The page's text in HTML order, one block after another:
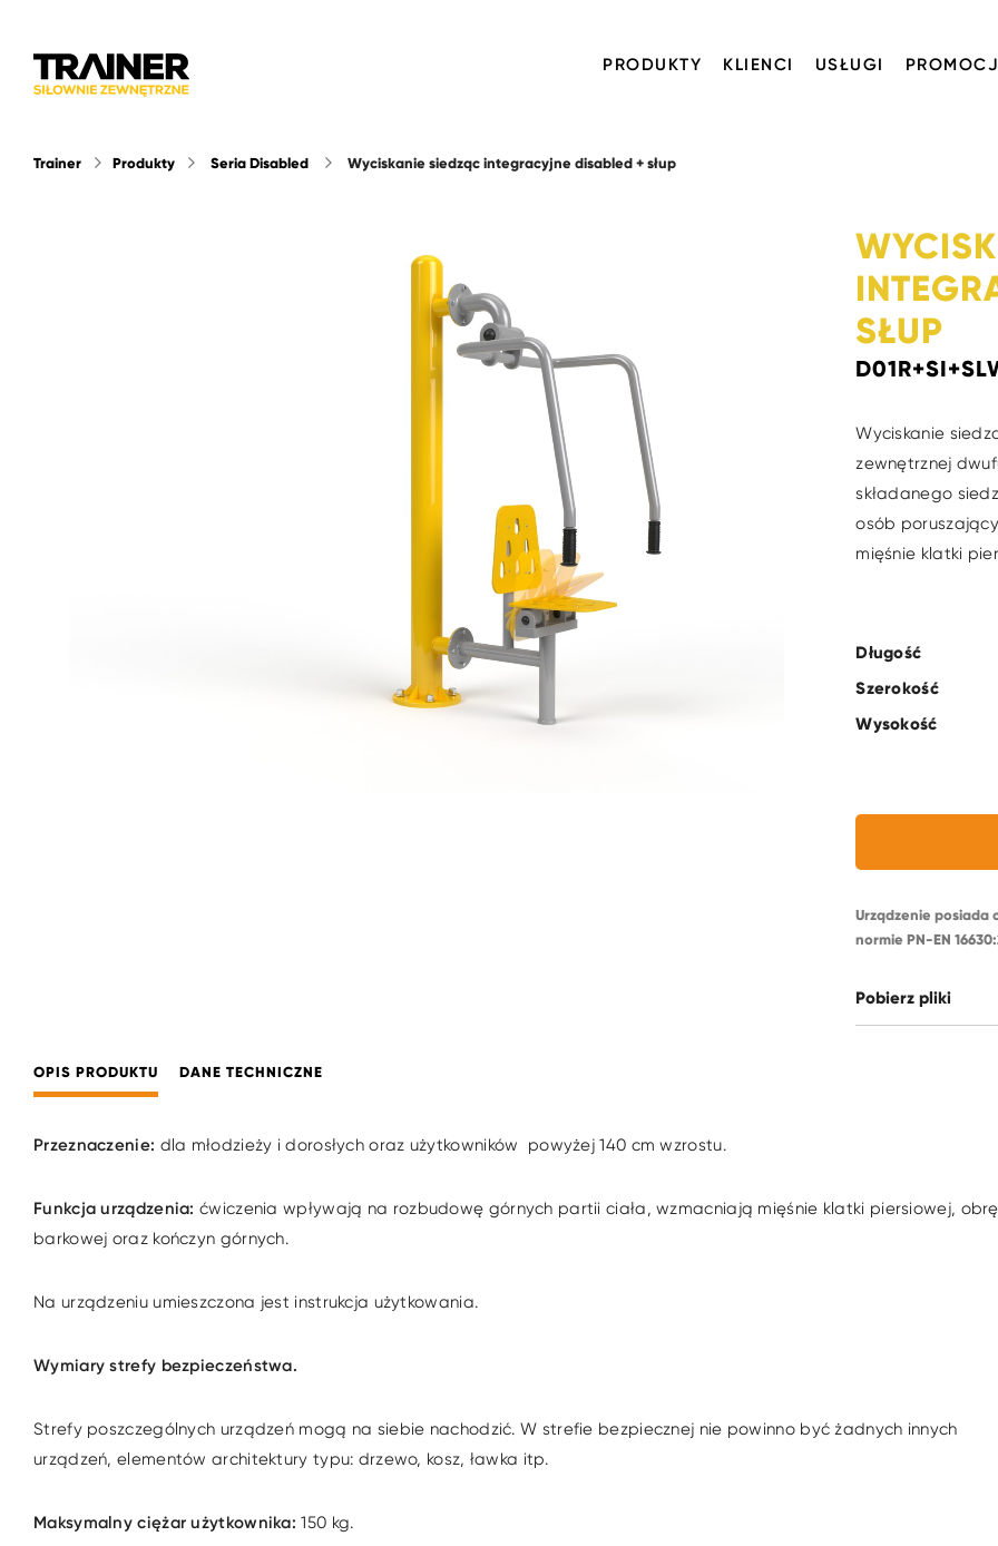
PRODUKTY KLIENCI USŁUGI
Trainer Produkty Seria Disabled wyciskanie siedząc integracyjne disabled + słup
SŁUP
Wyciskanie
zewnętrznej
składanego
osób
mięśnie klatki
Długość
Szerokość
Wysokość
Urządzenie posiada
normie PN-EN
Pobierz pliki
OPIS PRODUKTU DANE TECHNICZNE
Przeznaczenie: dla młodzieży i dorosłych oraz użytkowników powyżej 140 cm wzrostu.
Funkcja urządzenia: ćwiczenia wpływają na rozbudowę górnych partii ciała, wzmacniają mięśnie klatki piersiowej,
barkowej oraz kończyn górnych.
Na urządzeniu umieszczona jest instrukcja użytkowania.
Wymiary strefy bezpieczeństwa.
Strefy poszczególnych urządzeń mogą na siebie nachodzić. W strefie bezpiecznej nie powinno być żadnych innych
urządzeń, elementów architektury typu: drzewo, kosz, ławka itp.
Maksymalny ciężar użytkownika:150 kg.